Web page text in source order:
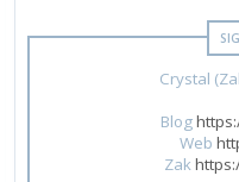
Crystal
Blog
Web
Zak